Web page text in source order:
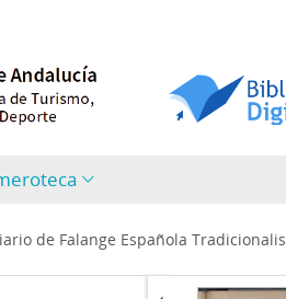
de Falange Española